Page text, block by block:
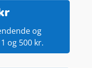
og
og 500 kr.